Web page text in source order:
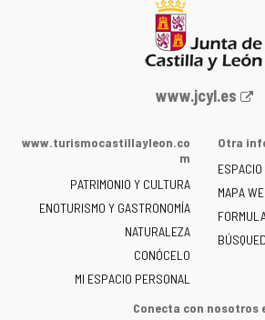
Portal
la
de
Castilla
y
León
-
www.jcyl.es
www.turismocastillayleon.co
m
PATRIMONIO Y CULTURA
ENOTURISMO Y GASTRONOMÍA
NATURALEZA
CONÓCELO
MI ESPACIO PERSONAL
Otra
MAPA
Conecta con nosotros